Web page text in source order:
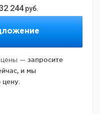
244 руб.
цены — запросите
и мы